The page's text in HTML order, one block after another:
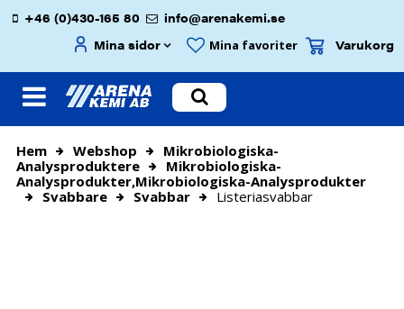
+46 (0)430-165 80
info@arenakemi.se
Mina sidor
Mina favoriter Varukorg
Hem Webshop
Mikrobiologiska-
Analysproduktere
Mikrobiologiska-
Analysprodukter,mikrobiologiska-Analysprodukter
Svabbare
Svabbar Listeriasvabbar